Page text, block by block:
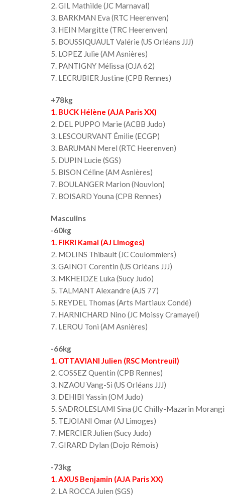
2. GIL Mathilde (JC Marnaval)
3. BARKMAN Eva (RTC Heerenven)
3. HEIN Margitte (TRC Heerenven)
5. BOUSSIQUAULT Valérie (US Orléans JJJ)
5. LOPEZ Julie (AM Asnières)
7. PANTIGNY Mélissa (OJA 62)
7. LECRUBIER Justine (CPB Rennes)
+78kg
1. BUCK Hélène (AJA Paris XX)
2. DEL PUPPO Marie (ACBB Judo)
3. LESCOURVANT Émilie (ECGP)
3. BARUMAN Merel (RTC Heerenven)
5. DUPIN Lucie (SGS)
5. BISON Céline (AM Asnières)
7. BOULANGER Marion (Nouvion)
7. BOISARD Youna (CPB Rennes)
Masculins
-60kg
1. FIKRI Kamal (AJ Limoges)
2. MOLINS Thibault (JC Coulommiers)
3. GAINOT Corentin (US Orléans JJJ)
3. MKHEIDZE Luka (Sucy Judo)
5. TALMANT Alexandre (AJS 77)
5. REYDEL Thomas (Arts Martiaux Condé)
7. HARNICHARD Nino (JC Moissy Cramayel)
7. LEROU Toni (AM Asnières)
-66kg
1. OTTAVIANI Julien (RSC Montreuil)
2. COSSEZ Quentin (CPB Rennes)
3. NZAOU Vang-Si (US Orléans JJJ)
3. DEHIBI Yassin (OM Judo)
5. SADROLESLAMI Sina (JC Chilly-Mazarin
5. TEJOIANI Omar (AJ Limoges)
7. MERCIER Julien (Sucy Judo)
7. GIRARD Dylan (Dojo Rémois)
-73kg
1. AXUS Benjamin (AJA Paris XX)
2. LA ROCCA Juien (SGS)